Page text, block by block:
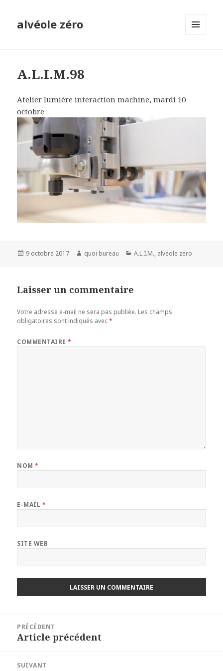
alvéole zéro
A.L.I.M.98
Atelier lumière interaction machine, mardi 10
octobre
Publié
9 octobre 2017 Auteur
quoi bureau Catégories
A.L.I.M., alvéole zéro
Laisser un commentaire
Votre adresse e-mail ne sera pas publiée. Les champs
obligatoires sont indiqués avec*
COMMENTAIRE*
NOM*
E-MAIL *
SITE WEB
l’article
PRÉCÉDENT
Article
Article précédent
SUIVANT